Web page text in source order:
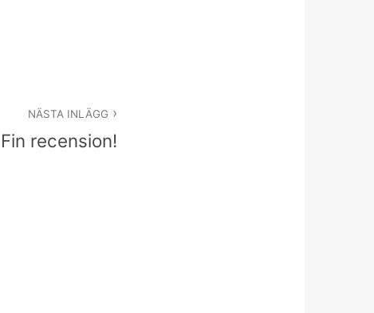
NÄSTA INLÄGG
Fin recension!